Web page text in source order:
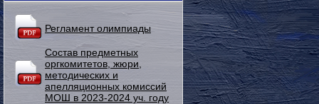
Регламент олимпиады
Состав предметных
оргкомитетов, жюри,
методических и
апелляционных комиссий
МОШ в 2023-2024 уч. году